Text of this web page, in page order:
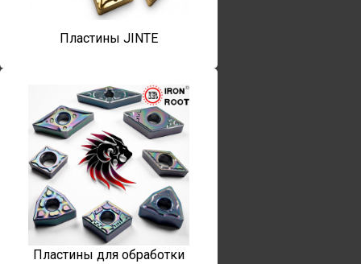
Пластины JINTE
Пластины для обработки